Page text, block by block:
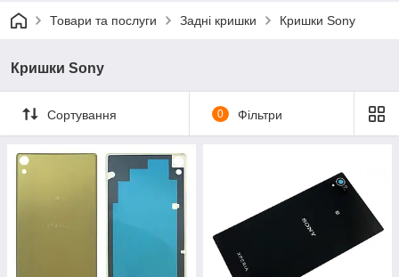
Товари та послуги Задні кришки Кришки Sony
Кришки Sony
Сортування 0 Фільтри